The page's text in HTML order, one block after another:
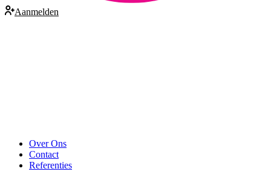
Aanmelden
Over Ons
Contact
Referenties